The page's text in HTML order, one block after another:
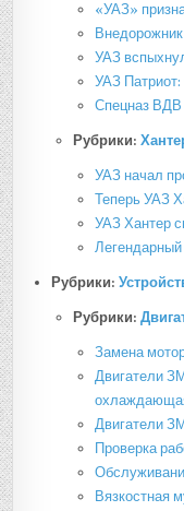
«УАЗ»
УАЗ
УАЗ
Спецназ ВДВ
Рубрики:
УАЗ начал
Теперь УАЗ
УАЗ Хантер
Рубрики:
Рубрики:
Замена
Двигатели
Двигатели
Проверка
Вязкостная